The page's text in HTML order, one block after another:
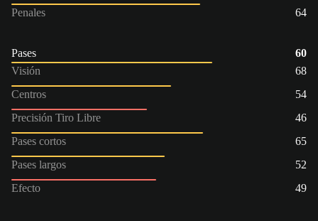
Penales
64
Pases
60
Visión
68
Centros
54
Precisión Tiro Libre
46
Pases cortos
65
Pases largos
52
Efecto
49